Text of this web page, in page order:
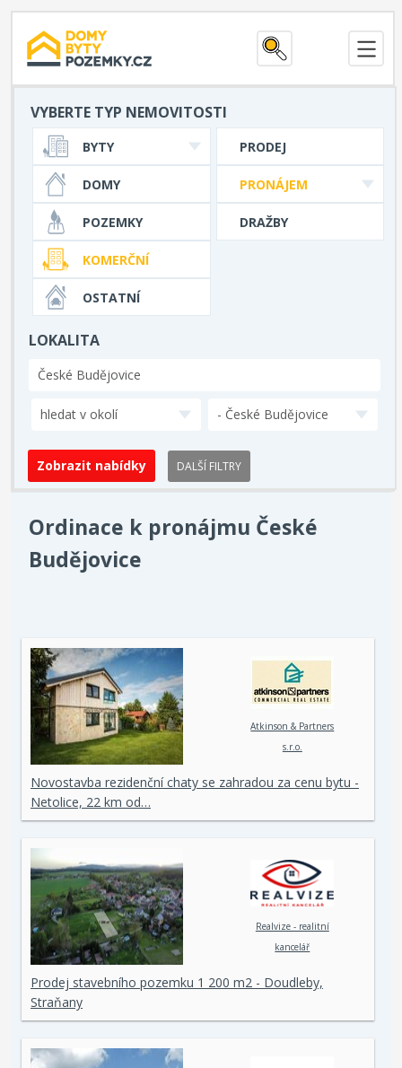
VYBERTE TYP NEMOVITOSTI
PRODEJ
PRONÁJEM
DRAŽBY
BYTY
DOMY
POZEMKY
KOMERČNÍ
OSTATNÍ
LOKALITA
hledat v okolí - České Budějovice
DALŠÍ FILTRY
Ordinace k pronájmu České
Budějovice
Atkinson & Partners
s.r.o.
Novostavba rezidenční chaty se zahradou za cenu bytu -
Netolice, 22 km od…
Realvize - realitní
kancelář
Prodej stavebního pozemku 1 200 m2 - Doudleby,
Straňany